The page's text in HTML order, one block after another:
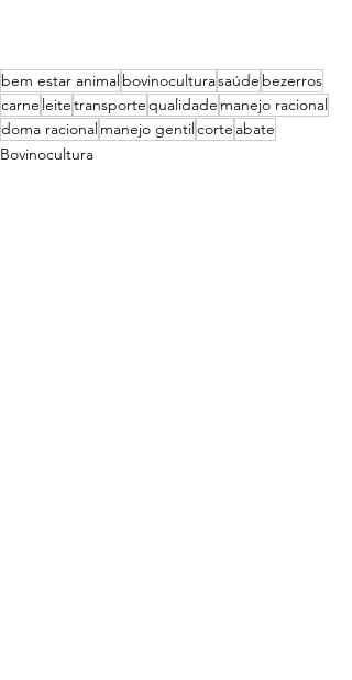
bem estar animalbovinoculturasaúde bezerros
carne leitetransportequalidade manejo racional
doma racionalmanejo gentilcorte abate
Bovinocultura